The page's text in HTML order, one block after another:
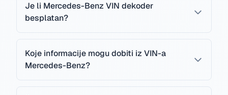
Je li Mercedes-Benz VIN dekoder
besplatan?
Koje informacije mogu dobiti iz VIN-a
Mercedes-Benz?